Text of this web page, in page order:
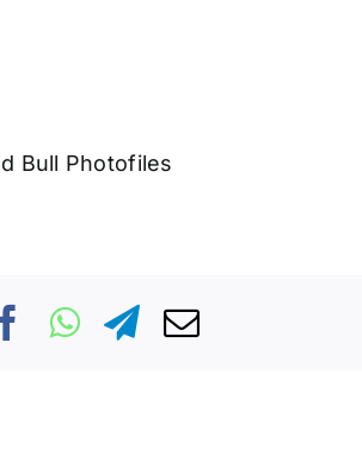
Bull Photofiles